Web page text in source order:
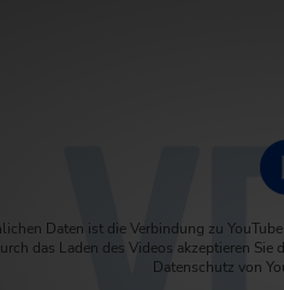
Daten ist die Verbindung zu
das Laden des Videos akzeptieren
Datenschutz von